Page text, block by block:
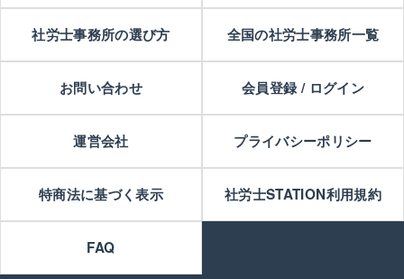
社労士事務所の選び方 全国の社労士事務所一覧
お問い合わせ 会員登録 / ログイン
運営会社 プライバシーポリシー
特商法に基づく表示 社労士STATION利用規約
FAQ